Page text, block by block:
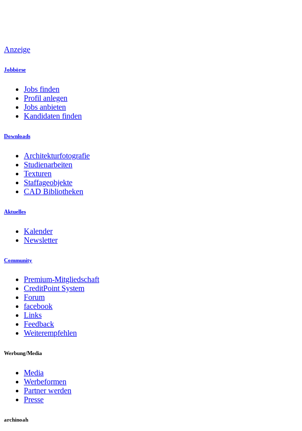
Anzeige
Jobbörse
Jobs finden
Profil anlegen
Jobs anbieten
Kandidaten finden
Downloads
Architekturfotografie
Studienarbeiten
Texturen
Staffageobjekte
CAD Bibliotheken
Aktuelles
Kalender
Newsletter
Community
Premium-Mitgliedschaft
CreditPoint System
Forum
facebook
Links
Feedback
Weiterempfehlen
Werbung/Media
Media
Werbeformen
Partner werden
Presse
archinoah